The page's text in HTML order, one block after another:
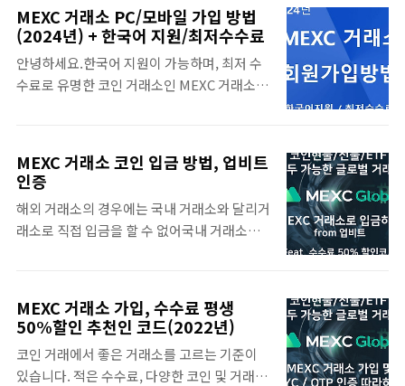
을 제공하며,수수료율이 낮다는 것은 장기적
으로 볼 때투자자의 수익률에 직접적인 영향을
미칠 수 있으므로,거래소를 선택 시수수료율
을 중요한 고려 요소로 삼아야 합니다.>>
MEXC 거래소 가입하러 가기 거래소별 수수료
일하게 한국어가 지원되는 글로벌 코인 거래소
입니다. '26년 버전의 MEXC 거래소 가입방
법"Via-log" : Bits of Info, Pieces of
Insight.: MEXC 거래소 가입 및 KYC 인증 방
소 가입하러 가기 그럼 MEXC가 어떤 거래소
인지,조금 더 알아볼까요? 수수료 걱정 끝거래
수수료? 거의 신경 쓸 필요 없을 정도로 저렴
합..
MEXC 거래소 PC/모바일 가입 방법
(2024년) + 한국어 지원/최저수수료
안녕하세요.한국어 지원이 가능하며, 최저 수
수료로 유명한 코인 거래소인 MEXC 거래소의
의 수수료율로업계 최저 수수료로 거래가 가능
하기 때문에많은 거래와 대규모 자산 거래 시
에 매우 유리합니다. 그럼 지금부터 MEXC 가
입 방법을 차근 차근 알아보겠습니다.1. MEXC
래소 가입 링크 2. 계정 정보 입력MEXC 거래
소 접속 계정은 이메일 주소 혹은 모바일 모두
가능합니다.모바일의 경우 본인의 휴대폰 번
호를 입력하고, 이메일의 경우, 원하는 이메일
MEXC 거래소 코인 입금 방법, 업비트
인증
해외 거래소의 경우에는 국내 거래소와 달리거
래소로 직접 입금을 할 수 없어국내 거래소에
서는 업비트에서 MEXC 거래소로 입금하는 방
법에 대해서 알아봅니다. MEXC 거래소에 아
직 가입을 하지 않았거나,수수료 할인 코드 없
이 계정을 만드신 분은다음 글을 읽어보시고수
MEXC 거래소 가입, 수수료 평생
50%할인 추천인 코드(2022년)
코인 거래에서 좋은 거래소를 고르는 기준이
있습니다. 적은 수수료, 다양한 코인 및 거래 방